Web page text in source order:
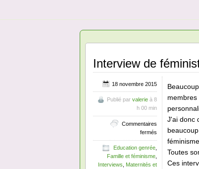
Interview de
J'ai donc
Toutes
Ces
18 novembre 2015
Publié par valerie à 8
h 00 min
Commentaires
fermés sur
Interview
de
féministe
#30
Education genrée,
Famille et féminisme,
Interviews, Maternités et